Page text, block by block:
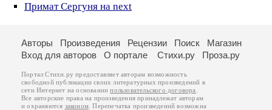
Примат Сергуня на next
Авторы Произведения Рецензии Поиск
Магазин
Вход для авторов
О портале Стихи.ру Проза.ру
Портал Стихи.ру предоставляет авторам возможность
свободной публикации своих литературных произведений в
сети Интернет на основаниипользовательского договора
Все авторские права на произведения принадлежат авторам
и охраняются законом . Перепечатка произведений возможна